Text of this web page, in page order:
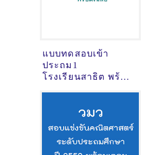
แบบทดสอบเข้า
ประถม1
โรงเรียนสาธิต พร้อม